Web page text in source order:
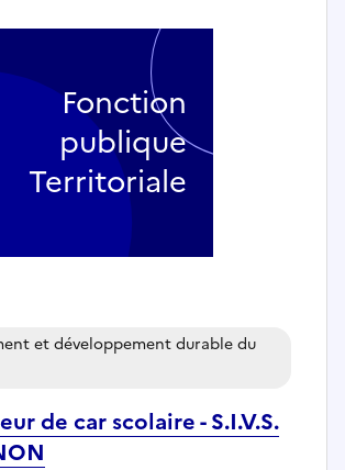
de car scolaire - S.I.V.S.
et développement durable du
Fonction
publique
Territoriale